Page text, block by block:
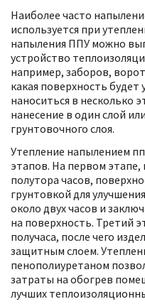
Наиболее часто
используется при
напыления ППУ можно
устройство
например, заборов,
какая поверхность
наноситься в несколько
нанесение в один слой
грунтовочного слоя.
Утепление напылением
этапов. На первом
полутора часов,
грунтовкой для
около двух часов и
на поверхность. Третий
получаса, после чего
защитным слоем.
пенополиуретаном
затраты на обогрев
лучших